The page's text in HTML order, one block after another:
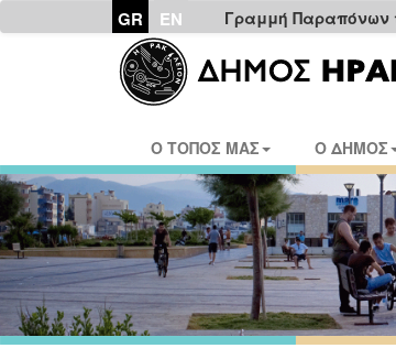
GR EN Γραμμή Παραπόνων
Ο ΤΟΠΟΣ ΜΑΣ Ο ΔΗΜΟΣ